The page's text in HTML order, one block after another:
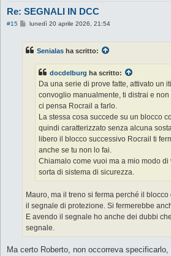
Re: SEGNALI IN DCC
#15
M
a
lunedì 20 aprile 2026, 21:54
Senialas ha scritto:
docdelburg ha scritto:
Da una serie di prove fatte, attivato un
convoglio manualmente, ti distrai e
ci pensa Rocrail a farlo.
La stessa cosa succede su un blocco
quindi caratterizzato senza alcuna
libero il blocco successivo Rocrail ti
anche se tu non lo fai.
Chiamalo come vuoi ma a mio modo
sorta di sistema di sicurezza.
Mauro, ma il treno si ferma perché il
il segnale di protezione. Si fermerebbe
E avendo il segnale ho anche dei dubbi
segnale.
Ma certo Roberto, non occorreva